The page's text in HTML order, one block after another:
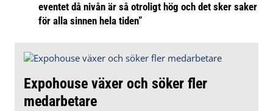
eventet då nivån är så otroligt hög och det sker saker
för alla sinnen hela tiden”
Expohouse växer och söker fler
medarbetare